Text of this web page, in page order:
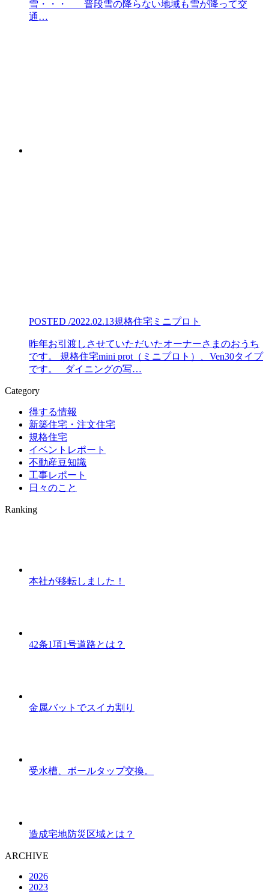
雪・・・ 普段雪の降らない地域も雪が降って交
通…
POSTED /2022.02.13規格住宅ミニプロト
昨年お引渡しさせていただいたオーナーさまのおうち
です。 規格住宅mini prot（ミニプロト）、Ven30タイプ
です。 ダイニングの写…
Category
得する情報
新築住宅・注文住宅
規格住宅
イベントレポート
不動産豆知識
工事レポート
日々のこと
Ranking
本社が移転しました！
42条1項1号道路とは？
金属バットでスイカ割り
受水槽、ボールタップ交換。
造成宅地防災区域とは？
ARCHIVE
2026
2023